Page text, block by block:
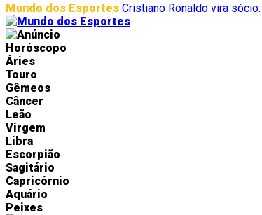
Mundo dos Esportes Cristiano Ronaldo vira
Horóscopo
Áries
Touro
Gêmeos
Câncer
Leão
Virgem
Libra
Escorpião
Sagitário
Capricórnio
Aquário
Peixes